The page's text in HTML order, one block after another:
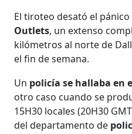
El tiroteo desató el
Outlets, un extenso
kilómetros al norte de
el fin de semana.
Un policía se hallaba en
otro caso cuando se
15H30 locales (20H30
del departamento de